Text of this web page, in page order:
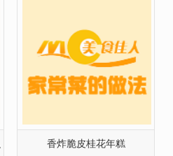
香炸脆皮桂花年糕